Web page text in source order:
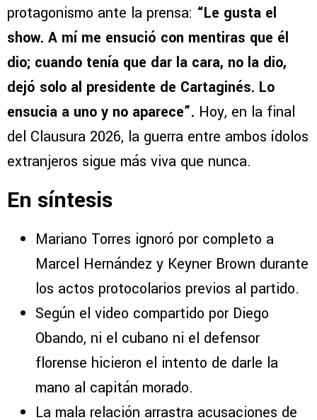
protagonismo ante la prensa: “Le gusta el
show. A mí me ensució con mentiras que él
dio; cuando tenía que dar la cara, no la dio,
dejó solo al presidente de Cartaginés. Lo
ensucia a uno y no aparece”. Hoy, en la final
del Clausura 2026, la guerra entre ambos ídolos
extranjeros sigue más viva que nunca.
En síntesis
Mariano Torres ignoró por completo a
Marcel Hernández y Keyner Brown durante
los actos protocolarios previos al partido.
Según el video compartido por Diego
Obando, ni el cubano ni el defensor
florense hicieron el intento de darle la
mano al capitán morado.
La mala relación arrastra acusaciones de